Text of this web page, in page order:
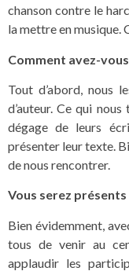
chanson contre le
la mettre en musique.
Comment avez-
Tout d’abord, nous
d’auteur. Ce qui
dégage de leurs
présenter leur texte.
de nous rencontrer.
Vous serez
Bien évidemment,
tous de venir au
applaudir les